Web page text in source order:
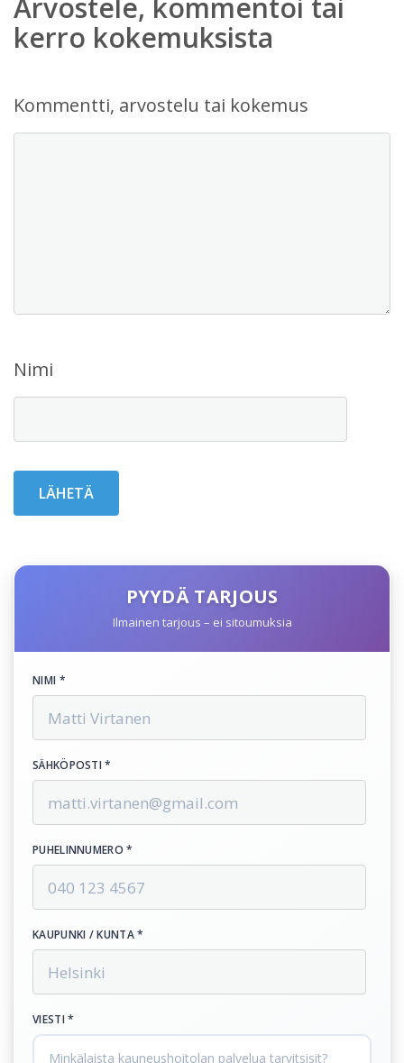
Arvostele, kommentoi tai
kerro kokemuksista
Kommentti, arvostelu tai kokemus
Nimi
PYYDÄ TARJOUS
Ilmainen tarjous – ei sitoumuksia
NIMI *
SÄHKÖPOSTI *
PUHELINNUMERO *
KAUPUNKI / KUNTA *
VIESTI *